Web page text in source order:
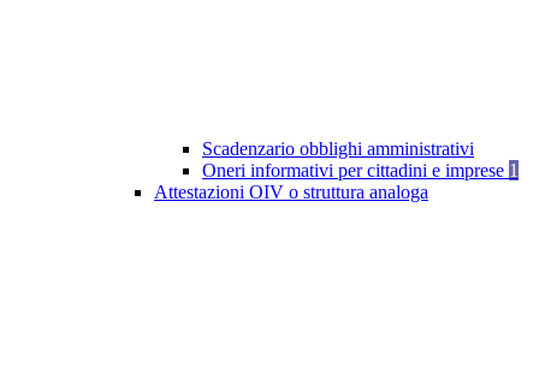
Scadenzario obblighi amministrativi
Oneri informativi per cittadini e imprese 1
Attestazioni OIV o struttura analoga